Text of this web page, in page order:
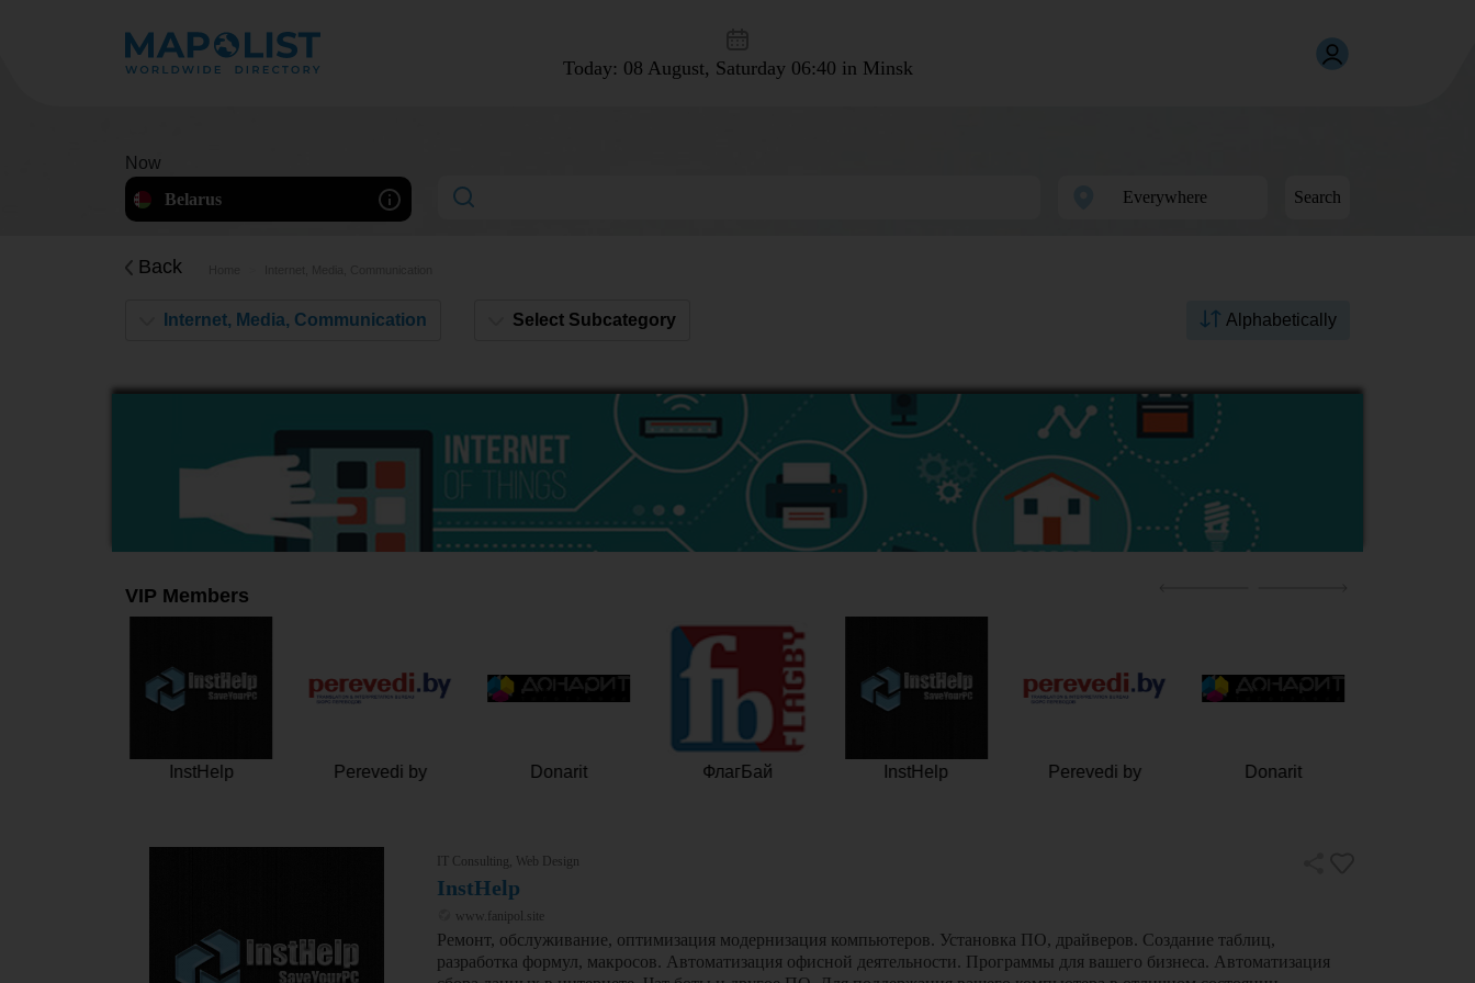
Today: 08 August, Saturday 06:40 in Minsk
Now
Belarus
Search
Back
Internet, Media, Communication Select Subcategory Alphabetically
VIP Members
InstHelp Perevedi by Donarit ФлагБай InstHelp Perevedi by Donarit
IT Consulting, Web Design
InstHelp
www.fanipol.site
Ремонт, обслуживание, оптимизация модернизация компьютеров. Установка ПО, драйверов. Создание таблиц,
разработка формул, макросов. Автоматизация офисной деятельности. Программы для вашего бизнеса. Автоматизация